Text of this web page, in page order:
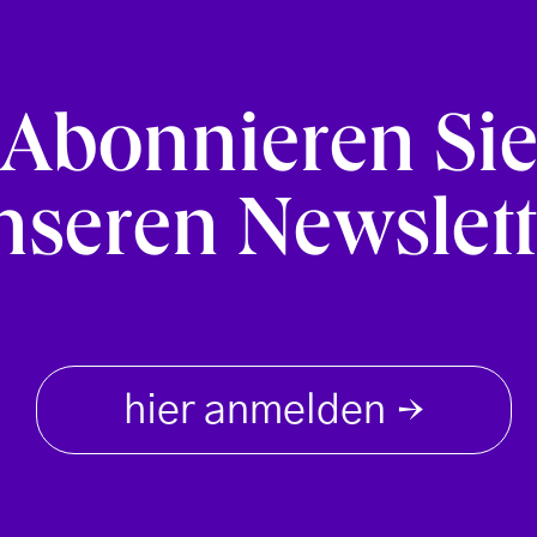
Abonnieren Sie
hier anmelden →